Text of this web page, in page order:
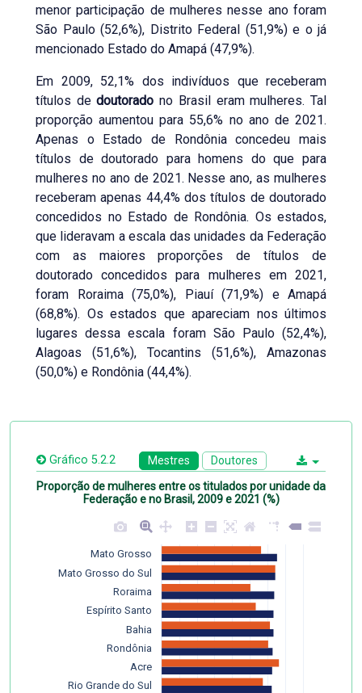
menor participação de mulheres nesse ano foram
São Paulo (52,6%), Distrito Federal (51,9%) e o já
mencionado Estado do Amapá (47,9%).
Em 2009, 52,1% dos indivíduos que receberam
títulos dedoutorado no Brasil eram mulheres. Tal
proporção aumentou para 55,6% no ano de 2021.
Apenas o Estado de Rondônia concedeu mais
títulos de doutorado para homens do que para
mulheres no ano de 2021. Nesse ano, as mulheres
receberam apenas 44,4% dos títulos de doutorado
concedidos no Estado de Rondônia. Os estados,
que lideravam a escala das unidades da Federação
com as maiores proporções de títulos de
doutorado concedidos para mulheres em 2021,
foram Roraima (75,0%), Piauí (71,9%) e Amapá
(68,8%). Os estados que apareciam nos últimos
lugares dessa escala foram São Paulo (52,4%),
Alagoas (51,6%), Tocantins (51,6%), Amazonas
(50,0%) e Rondônia (44,4%).
Gráfico 5.2.2 Mestres Doutores
Proporção de mulheres entre os titulados por unidade da
Federação e no Brasil, 2009 e 2021 (%)
Rio Grande do Sul
Acre
Rondônia
Bahia
Espírito Santo
Roraima
Mato Grosso do Sul
Mato Grosso